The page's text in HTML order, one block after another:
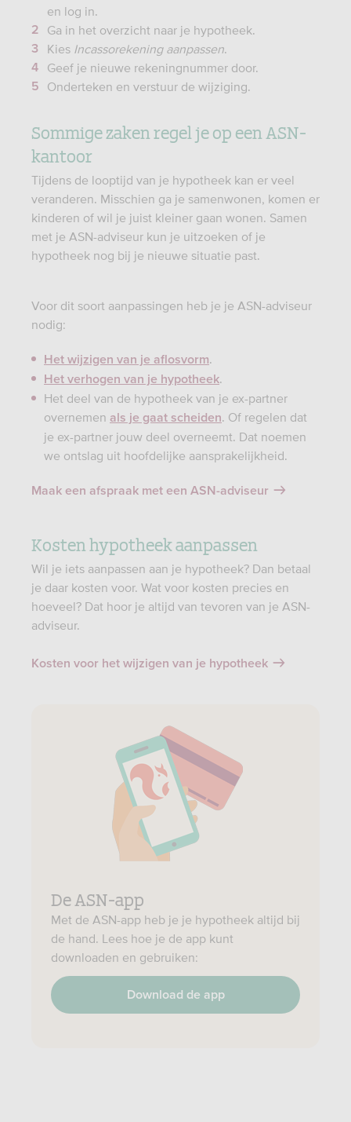
en log in.
Ga in het overzicht naar je hypotheek.
Kies Incassorekening aanpassen.
Geef je nieuwe rekeningnummer door.
Onderteken en verstuur de wijziging.
Sommige zaken regel je op een ASN-
kantoor
Tijdens de looptijd van je hypotheek kan er veel
veranderen. Misschien ga je samenwonen, komen er
kinderen of wil je juist kleiner gaan wonen. Samen
met je ASN-adviseur kun je uitzoeken of je
hypotheek nog bij je nieuwe situatie past.
Voor dit soort aanpassingen heb je je ASN-adviseur
nodig:
Het wijzigen van je aflosvorm.
Het verhogen van je hypotheek.
Het deel van de hypotheek van je ex-partner
overnemen als je gaat scheiden. Of regelen dat
je ex-partner jouw deel overneemt. Dat noemen
we ontslag uit hoofdelijke aansprakelijkheid.
Maak een afspraak met een ASN-adviseur
Kosten hypotheek aanpassen
Wil je iets aanpassen aan je hypotheek? Dan betaal
je daar kosten voor. Wat voor kosten precies en
hoeveel? Dat hoor je altijd van tevoren van je ASN-
adviseur.
Kosten voor het wijzigen van je hypotheek
De ASN-app
Met de ASN-app heb je je hypotheek altijd bij
de hand. Lees hoe je de app kunt
downloaden en gebruiken:
Download de app